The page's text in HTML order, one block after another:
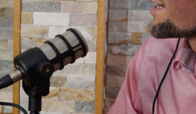
IST
EINE
GUTE
Und
Volker
– Der
Zur
Und
Und
Und